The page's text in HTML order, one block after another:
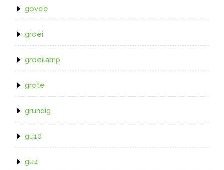
govee
groei
groeilamp
grote
grundig
gu10
gu4